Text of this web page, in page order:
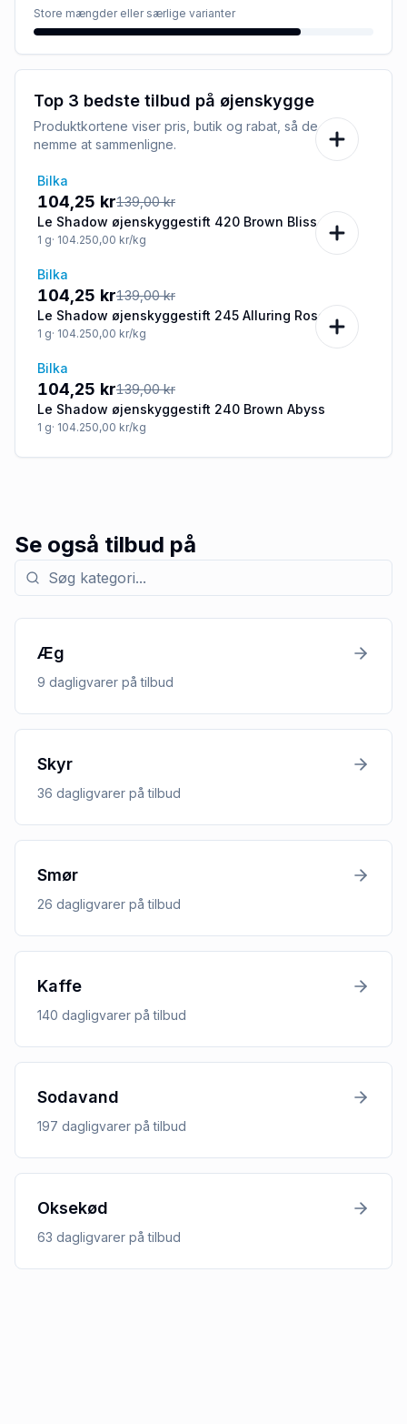
Store mængder eller særlige varianter
Top 3 bedste tilbud på øjenskygge
Produktkortene viser pris, butik og rabat, så de er
nemme at sammenligne.
-25%
Bilka
104,25 kr139,00 kr
Le Shadow øjenskyggestift 420 Brown Bliss
1 g· 104.250,00 kr/kg
-25%
Bilka
104,25 kr139,00 kr
Le Shadow øjenskyggestift 245 Alluring Rose
1 g· 104.250,00 kr/kg
-25%
Bilka
104,25 kr139,00 kr
Le Shadow øjenskyggestift 240 Brown Abyss
1 g· 104.250,00 kr/kg
Se også tilbud på
Søg efter kategori med tilbud
Æg
9 dagligvarer på tilbud
Skyr
36 dagligvarer på tilbud
Smør
26 dagligvarer på tilbud
Kaffe
140 dagligvarer på tilbud
Sodavand
197 dagligvarer på tilbud
Oksekød
63 dagligvarer på tilbud